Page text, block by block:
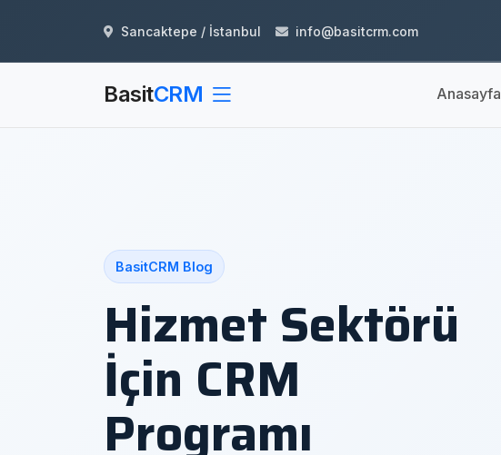
Sancaktepe / İstanbul info@basitcrm.com
BasitCRM Anasayfa
BasitCRM Blog
Hizmet Sektörü
İçin CRM
Programı